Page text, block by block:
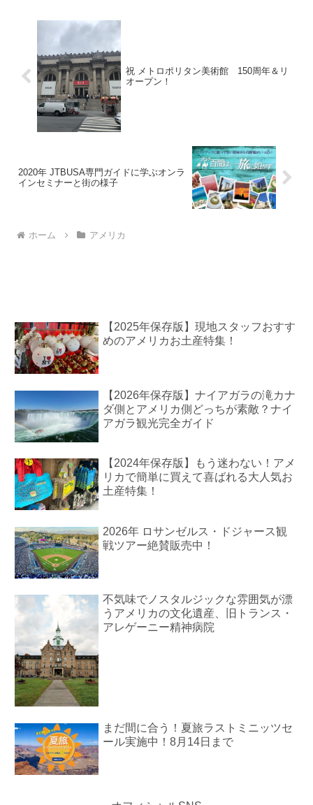
祝 メトロポリタン美術館 150周年＆リ
オープン！
2020年 JTBUSA専門ガイドに学ぶオンラ
インセミナーと街の様子
ホーム アメリカ
【2025年保存版】現地スタッフおすす
めのアメリカお土産特集！
【2026年保存版】ナイアガラの滝カナ
ダ側とアメリカ側どっちが素敵？ナイ
アガラ観光完全ガイド
【2024年保存版】もう迷わない！アメ
リカで簡単に買えて喜ばれる大人気お
土産特集！
2026年 ロサンゼルス・ドジャース観
戦ツアー絶賛販売中！
不気味でノスタルジックな雰囲気が漂
うアメリカの文化遺産、旧トランス・
アレゲーニー精神病院
まだ間に合う！夏旅ラストミニッツセ
ール実施中！8月14日まで